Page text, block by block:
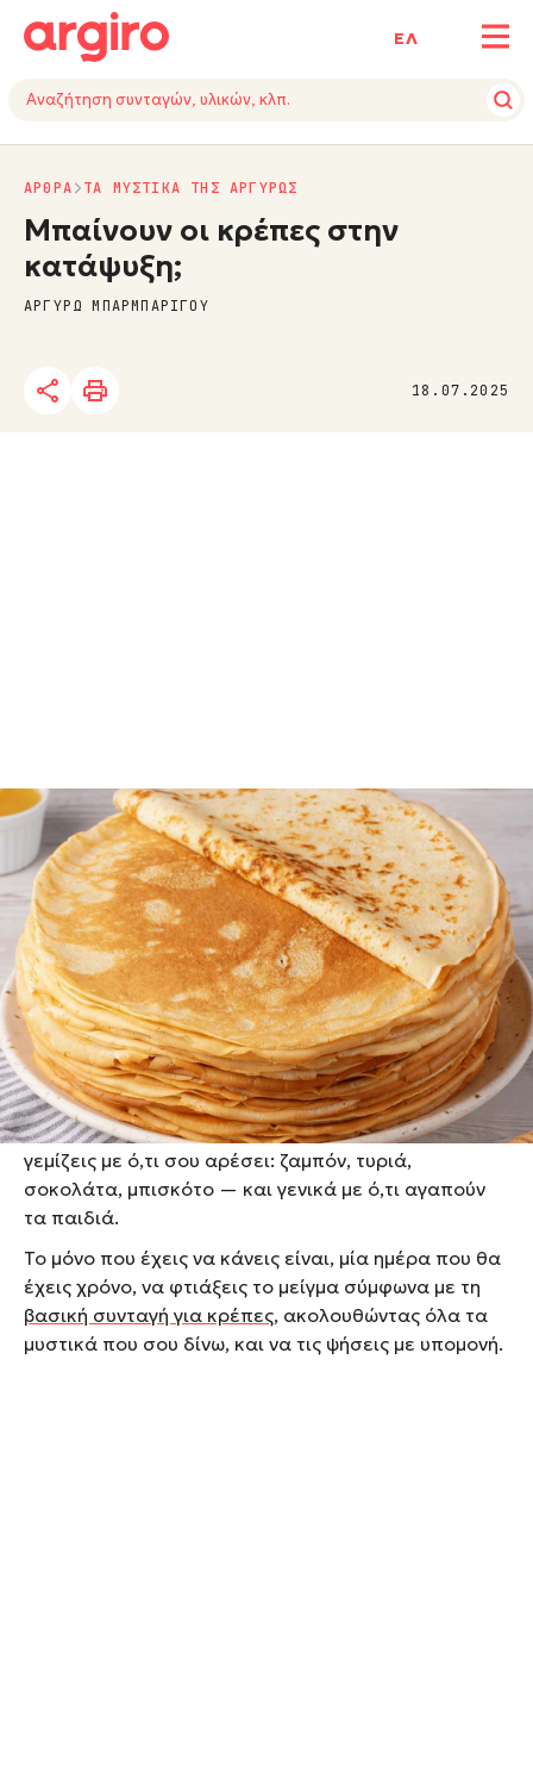
ΕΛ
18.07.2025
ΑΡΘΡΑ ΤΑ ΜΥΣΤΙΚΑ ΤΗΣ ΑΡΓΥΡΩΣ
Μπαίνουν οι κρέπες στην
κατάψυξη;
ΑΡΓΥΡΩ ΜΠΑΡΜΠΑΡΙΓΟΥ
Οικρέπεςείναι από τα αγαπημένα μαςσνακ . Όμως,
μπορούν να αποτελέσουν και ένα σνακ ή γρήγορο
γεύμα κάθε στιγμή της ημέρας. Ειδικά αν έχεις
παιδιάστο σπίτι, το μόνο σίγουρο είναι ότι πάντα
θα πουν “ναι” σε μια κρέπα — γλυκιά ή αλμυρή.
Για να έχεις πάντα έτοιμη κρέπα για πρωινό,
απογευματινό ή γρήγορο γεύμα, σύμμαχός σου είναι
η κατάψυξη. Απλά ανοίγεις την κατάψυξη, ζεσταίνεις
μία ή περισσότερες κρέπες και σε 2 λεπτά έχεις
έτοιμο σνακ ή γρήγορο φαγητό για τα παιδιά. Τις
γεμίζεις με ό,τι σου αρέσει: ζαμπόν, τυριά,
σοκολάτα, μπισκότο — και γενικά με ό,τι αγαπούν
τα παιδιά.
Το μόνο που έχεις να κάνεις είναι, μία ημέρα που θα
έχεις χρόνο, να φτιάξεις το μείγμα σύμφωνα με τη
βασική συνταγή για κρέπες, ακολουθώντας όλα τα
μυστικά που σου δίνω, και να τις ψήσεις με υπομονή.